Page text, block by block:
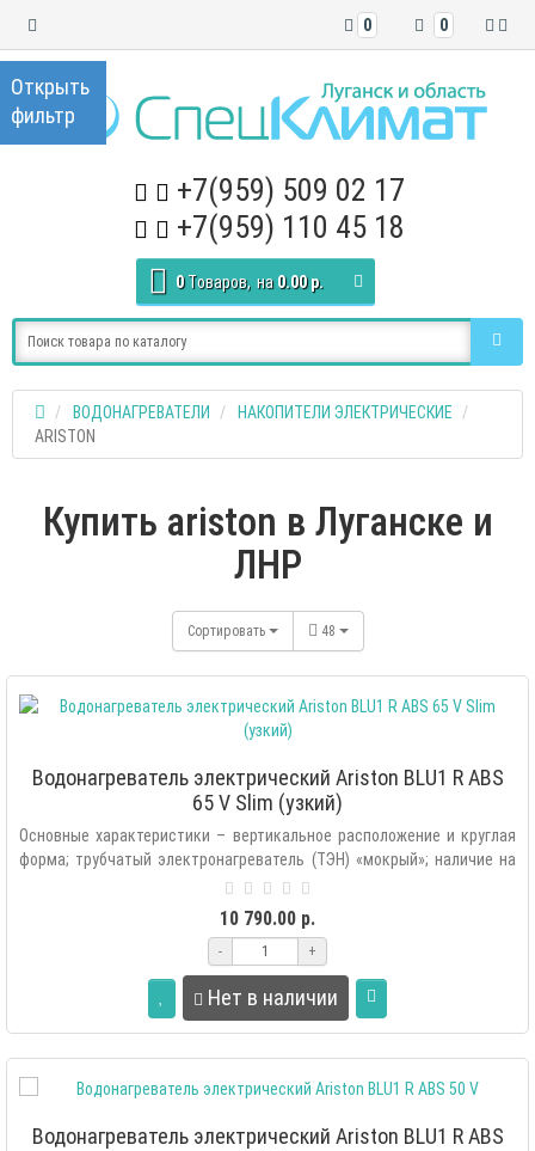
0
0
+7(959) 509 02 17
+7(959) 110 45 18
0 Tоваров, на 0.00 р.
ВОДОНАГРЕВАТЕЛИ
НАКОПИТЕЛИ ЭЛЕКТРИЧЕСКИЕ
ARISTON
Купить ariston в Луганске и
ЛНР
Сортировать 48
Водонагреватель электрический Ariston BLU1 R ABS
65 V Slim (узкий)
Основные характеристики – вертикальное расположение и круглая
форма; трубчатый электронагреватель (ТЭН) «мокрый»; наличие на
10 790.00 р.
- +
Нет в наличии
Водонагреватель электрический Ariston BLU1 R ABS